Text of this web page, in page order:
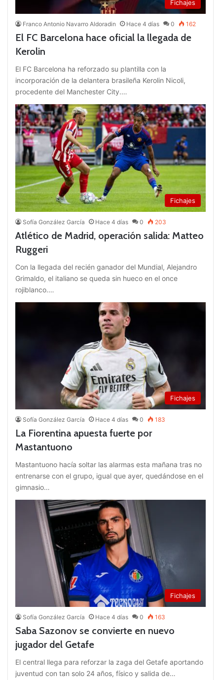
Fichajes
Franco Antonio Navarro Aldoradin Hace 4 días 0 162
El FC Barcelona hace oficial la llegada de
Kerolin
El FC Barcelona ha reforzado su plantilla con la
incorporación de la delantera brasileña Kerolin Nicoli,
procedente del Manchester City.…
Fichajes
Sofía González García Hace 4 días 0 203
Atlético de Madrid, operación salida: Matteo
Ruggeri
Con la llegada del recién ganador del Mundial, Alejandro
Grimaldo, el italiano se queda sin hueco en el once
rojiblanco.…
Fichajes
Sofía González García Hace 4 días 0 183
La Fiorentina apuesta fuerte por
Mastantuono
Mastantuono hacía soltar las alarmas esta mañana tras no
entrenarse con el grupo, igual que ayer, quedándose en el
gimnasio…
Fichajes
Sofía González García Hace 4 días 0 163
Saba Sazonov se convierte en nuevo
jugador del Getafe
El central llega para reforzar la zaga del Getafe aportando
juventud con tan solo 24 años, físico y salida de…